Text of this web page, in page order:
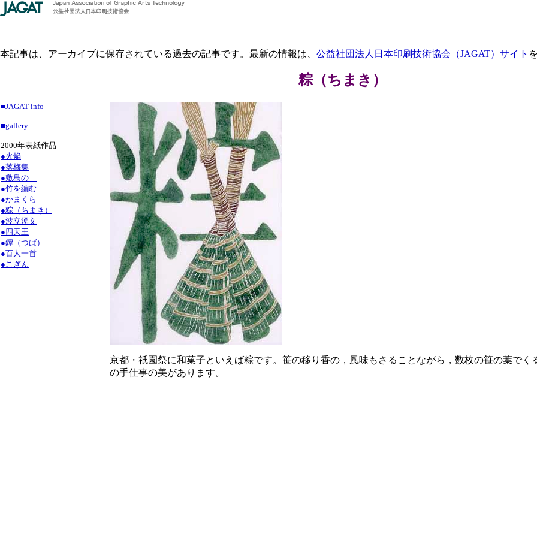
本記事は、アーカイブに保存されている過去の記事です。最新の情報は、 公益社団法人日本印刷技術協会（JAGAT）サイト
粽（ちまき）
■JAGAT info
■gallery
2000年表紙作品
●火焔
●落梅集
●敷島の…
●竹を編む
●かまくら
●粽（ちまき）
●波立湧文
●四天王
●鐔（つば）
●百人一首
●こぎん
京都・祇園祭に和菓子といえば粽です。笹の移り香の，風味もさることながら，数枚の笹の葉でく
の手仕事の美があります。